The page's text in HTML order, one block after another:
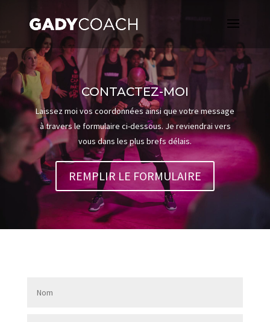
CONTACTEZ-MOI
Laissez moi vos coordonnées ainsi que votre message
à travers le formulaire ci-dessous. Je reviendrai vers
vous dans les plus brefs délais.
REMPLIR LE FORMULAIRE